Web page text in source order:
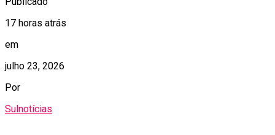
17 horas atrás
em
julho 23, 2026
Por
Sulnotícias